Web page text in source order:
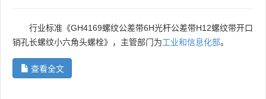
国外标准 技术委员会
行业标准《GH4169螺纹公差带6H光杆公差带H12螺纹带开口
销孔长螺纹小六角头螺栓》，主管部门为工业和信息化部。
查看全文